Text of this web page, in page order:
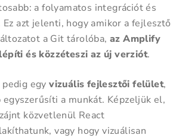
a folyamatos integrációt és
azt jelenti, hogy amikor a fejlesztő
a Git tárolóba, az Amplify
és közzéteszi az új verziót.
pedig egyvizuális fejlesztői felület,
a munkát. Képzeljük el,
közvetlenül React
vagy hogy vizuálisan